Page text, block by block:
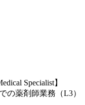
Specialist】
の薬剤師業務（L3）